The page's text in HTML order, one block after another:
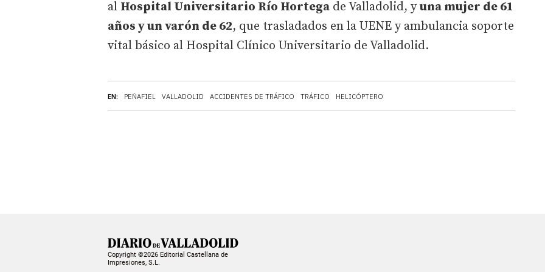
EN: PEÑAFIEL VALLADOLID ACCIDENTES DE TRÁFICO TRÁFICO HELICÓPTERO
al Hospital Universitario Río Hortega de Valladolid, yuna mujer de 61
años y un varón de 62, que trasladados en la UENE y ambulancia soporte
vital básico al Hospital Clínico Universitario de Valladolid.
Copyright ©2026 Editorial Castellana de
Impresiones, S.L.